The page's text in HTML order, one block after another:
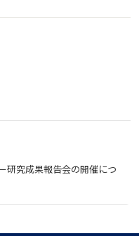
研究成果報告会の開催につ